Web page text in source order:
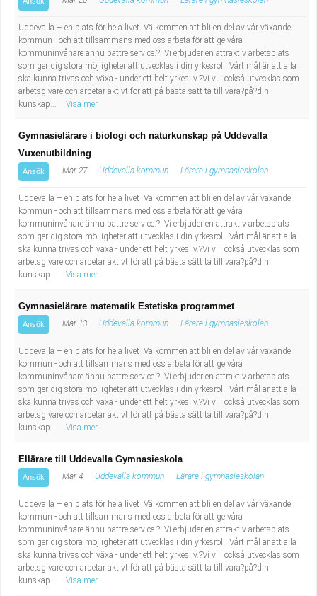
Uddevalla – en plats för hela livet Välkommen att bli en del av vår växande
kommun - och att tillsammans med oss arbeta för att ge våra
kommuninvånare ännu bättre service.? Vi erbjuder en attraktiv arbetsplats
som ger dig stora möjligheter att utvecklas i din yrkesroll. Vårt mål är att alla
ska kunna trivas och växa - under ett helt yrkesliv.?Vi vill också utvecklas som
arbetsgivare och arbetar aktivt för att på bästa sätt ta till vara?på?din
kunskap...
Visa mer
Gymnasielärare i biologi och naturkunskap på Uddevalla
Vuxenutbildning
Ansök Mar 27 Uddevalla kommun Lärare i gymnasieskolan
Uddevalla – en plats för hela livet Välkommen att bli en del av vår växande
kommun - och att tillsammans med oss arbeta för att ge våra
kommuninvånare ännu bättre service.? Vi erbjuder en attraktiv arbetsplats
som ger dig stora möjligheter att utvecklas i din yrkesroll. Vårt mål är att alla
ska kunna trivas och växa - under ett helt yrkesliv.?Vi vill också utvecklas som
arbetsgivare och arbetar aktivt för att på bästa sätt ta till vara?på?din
kunskap...
Visa mer
Gymnasielärare matematik Estetiska programmet
Ansök Mar 13 Uddevalla kommun Lärare i gymnasieskolan
Uddevalla – en plats för hela livet Välkommen att bli en del av vår växande
kommun - och att tillsammans med oss arbeta för att ge våra
kommuninvånare ännu bättre service.? Vi erbjuder en attraktiv arbetsplats
som ger dig stora möjligheter att utvecklas i din yrkesroll. Vårt mål är att alla
ska kunna trivas och växa - under ett helt yrkesliv.?Vi vill också utvecklas som
arbetsgivare och arbetar aktivt för att på bästa sätt ta till vara?på?din
kunskap...
Visa mer
Ellärare till Uddevalla Gymnasieskola
Ansök Mar 4 Uddevalla kommun Lärare i gymnasieskolan
Uddevalla – en plats för hela livet Välkommen att bli en del av vår växande
kommun - och att tillsammans med oss arbeta för att ge våra
kommuninvånare ännu bättre service.? Vi erbjuder en attraktiv arbetsplats
som ger dig stora möjligheter att utvecklas i din yrkesroll. Vårt mål är att alla
ska kunna trivas och växa - under ett helt yrkesliv.?Vi vill också utvecklas som
arbetsgivare och arbetar aktivt för att på bästa sätt ta till vara?på?din
kunskap...
Visa mer